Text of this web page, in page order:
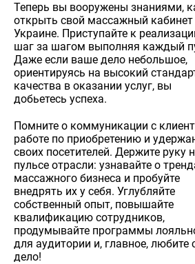
Теперь вы вооружены знаниями,
открыть свой массажный кабинет
Украине. Приступайте к
шаг за шагом выполняя каждый
Даже если ваше дело небольшое,
ориентируясь на высокий
качества в оказании услуг, вы
добьетесь успеха.
Помните о коммуникации с
работе по приобретению и
своих посетителей. Держите руку
пульсе отрасли: узнавайте о
массажного бизнеса и пробуйте
внедрять их у себя. Углубляйте
собственный опыт, повышайте
квалификацию сотрудников,
продумывайте программы
для аудитории и, главное, любите
дело!